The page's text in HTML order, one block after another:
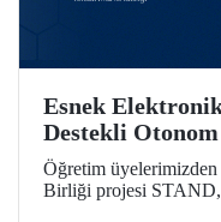
Esnek
Destekli
Bir Araya
AB’den Destek
Öğretim
Birliği projesi STAND,